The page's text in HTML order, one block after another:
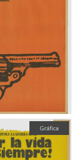
Gráfica